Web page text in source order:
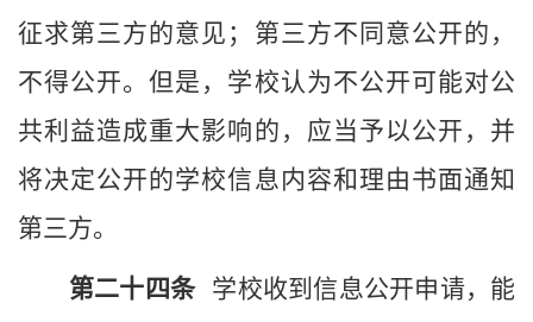
征求第三方的意见；第三方不同意公开的，
不得公开。但是， 学校认为不公开可能对公
共利益造成重大影响的，应当予以公开，并
将决定公开的学校信息内容和理由书面通知
第三方。
第二十 四条 学校收到信息公开申请，能